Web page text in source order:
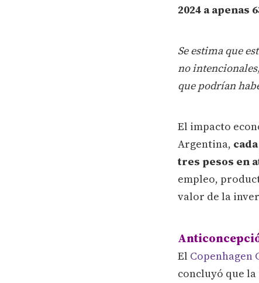
2024 a apenas
Se estima que
no
que podrían
El impacto
Argentina,
tres pesos en
empleo,
valor de la
El Copenhagen
concluyó que